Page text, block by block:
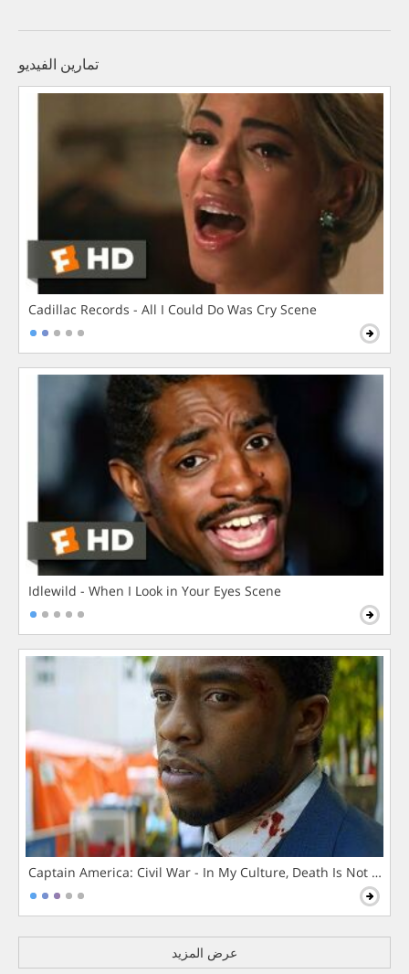
تمارين الفيديو
Cadillac Records - All I Could Do Was Cry Scene
Idlewild - When I Look in Your Eyes Scene
Captain America: Civil War - In My Culture, Death Is Not The
عرض المزيد